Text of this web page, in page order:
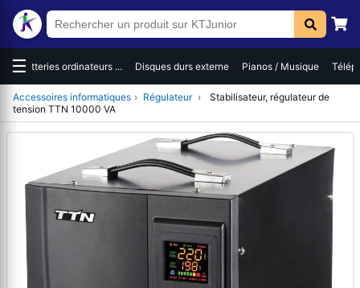
☰ordinateurs ... Disques durs externe Pianos / Musique Téléphones /
Accessoires informatiques › Régulateur ›
Stabilisateur, régulateur de
tension TTN 10000 VA